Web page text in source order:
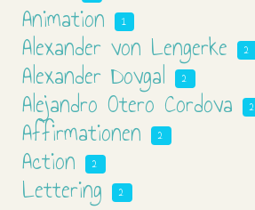
Animation 1
Alexander von Lengerke 2
Alexander Dovgal 2
Alejandro Otero Cordova 2
Affirmationen 2
Action 2
Lettering 2